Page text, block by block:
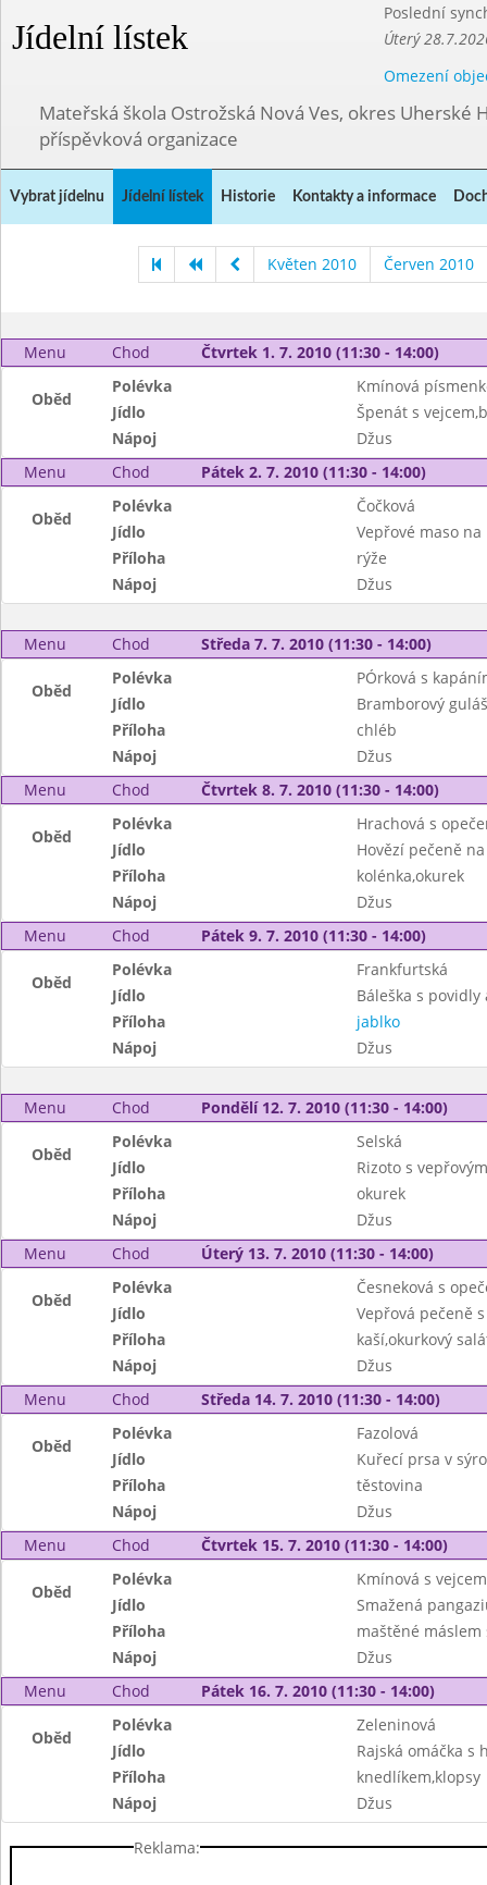
Jídelní lístek
Poslední
Úterý
Omezení
Mateřská škola Ostrožská Nová Ves, okres Uherské
příspěvková organizace
Vybrat jídelnu Jídelní lístek Historie Kontakty a informace
Květen 2010 Červen 2010
Menu Chod Čtvrtek 1. 7. 2010 (11:30 - 14:00)
Oběd
Polévka
Kmínová
Jídlo
Špenát s
Nápoj
Džus
Menu
Chod Pátek 2. 7. 2010 (11:30 - 14:00)
Oběd
Polévka
Čočková
Jídlo
Vepřové maso
Příloha
rýže
Nápoj
Džus
Menu Chod Středa 7. 7. 2010 (11:30 - 14:00)
Oběd
Polévka
PÓrková s
Jídlo
Bramborový
Příloha
chléb
Nápoj
Džus
Menu
Chod Čtvrtek 8. 7. 2010 (11:30 - 14:00)
Oběd
Polévka
Hrachová s
Jídlo
Hovězí pečeně
Příloha
kolénka,okurek
Nápoj
Džus
Menu
Chod Pátek 9. 7. 2010 (11:30 - 14:00)
Oběd
Polévka
Frankfurtská
Jídlo
Báleška s povidly
Příloha
jablko
Nápoj
Džus
Menu Chod Pondělí 12. 7. 2010 (11:30 - 14:00)
Oběd
Polévka
Selská
Jídlo
Rizoto s
Příloha
okurek
Nápoj
Džus
Menu
Chod Úterý 13. 7. 2010 (11:30 - 14:00)
Oběd
Polévka
Česneková s
Jídlo
Vepřová pečeně
Příloha
kaší,okurkový
Nápoj
Džus
Menu
Chod Středa 14. 7. 2010 (11:30 - 14:00)
Oběd
Polévka
Fazolová
Jídlo
Kuřecí prsa v
Příloha
těstovina
Nápoj
Džus
Menu
Chod Čtvrtek 15. 7. 2010 (11:30 - 14:00)
Oběd
Polévka
Kmínová s vejcem
Jídlo
Smažená
Příloha
maštěné máslem
Nápoj
Džus
Menu
Chod Pátek 16. 7. 2010 (11:30 - 14:00)
Oběd
Polévka
Zeleninová
Jídlo
Rajská omáčka s
Příloha
knedlíkem,klopsy
Nápoj
Džus
Reklama: